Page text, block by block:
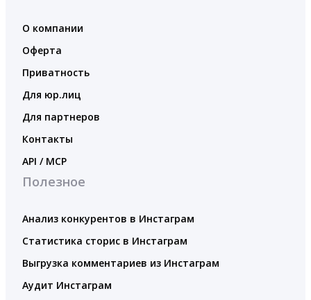
О компании
Оферта
Приватность
Для юр.лиц
Для партнеров
Контакты
API / MCP
Полезное
Анализ конкурентов в Инстаграм
Статистика сторис в Инстаграм
Выгрузка комментариев из Инстаграм
Аудит Инстаграм